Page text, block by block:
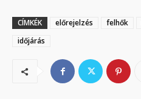
CÍMKÉK előrejelzés felhők
időjárás